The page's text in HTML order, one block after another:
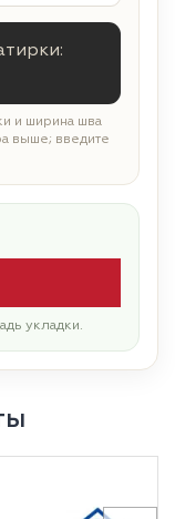
и ширина шва
выше; введите
укладки.